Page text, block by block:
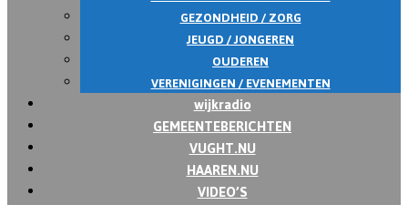
GEZONDHEID / ZORG
JEUGD / JONGEREN
OUDEREN
VERENIGINGEN / EVENEMENTEN
wijkradio
GEMEENTEBERICHTEN
VUGHT.NU
HAAREN.NU
VIDEO’S